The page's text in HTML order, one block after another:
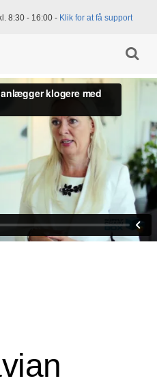
8:30 - 16:00 - Klik for at få support